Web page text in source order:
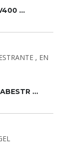
...
...